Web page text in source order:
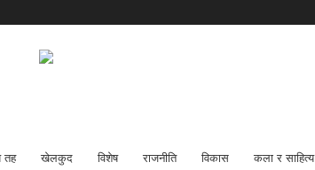
तह खेलकुद विशेष राजनीति विकास कला र साहित्य